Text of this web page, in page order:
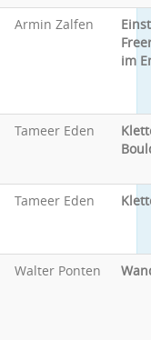
Armin Zalfen
im
Tameer Eden
Tameer Eden
Walter Ponten